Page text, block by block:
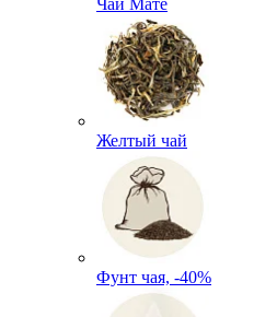
Чай Мате
Желтый чай
Фунт чая, -40%